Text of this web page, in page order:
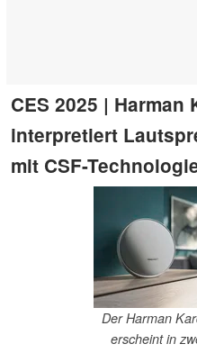
CES 2025 |
interpretiert
mit CSF-
Der Harman
erscheint in